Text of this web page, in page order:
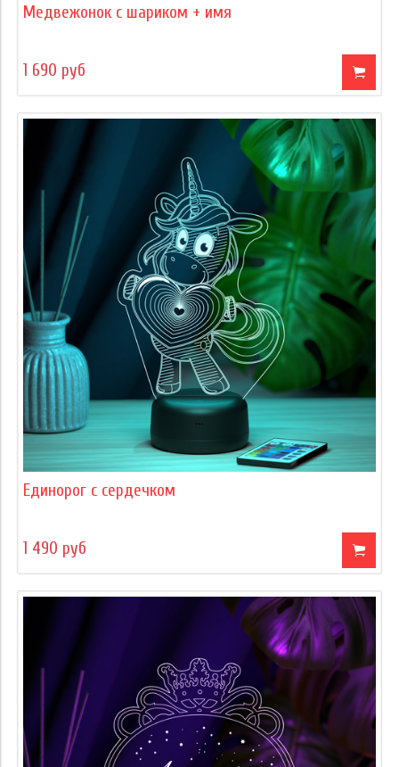
Медвежонок с шариком + имя
1 690 руб
Единорог с сердечком
1 490 руб